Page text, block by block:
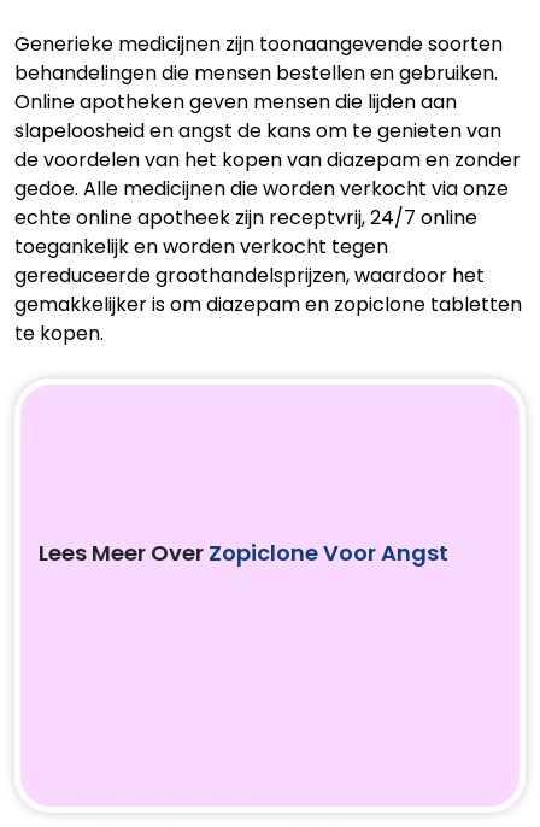
Generieke medicijnen zijn toonaangevende soorten
behandelingen die mensen bestellen en gebruiken.
Online apotheken geven mensen die lijden aan
slapeloosheid en angst de kans om te genieten van
de voordelen van het kopen van diazepam en zonder
gedoe. Alle medicijnen die worden verkocht via onze
echte online apotheek zijn receptvrij, 24/7 online
toegankelijk en worden verkocht tegen
gereduceerde groothandelsprijzen, waardoor het
gemakkelijker is om diazepam en zopiclone tabletten
te kopen.
Lees Meer Over Zopiclone Voor Angst